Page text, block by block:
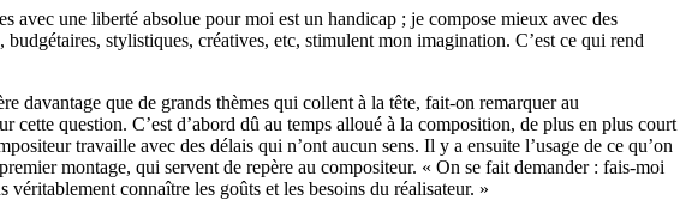
avec une liberté absolue pour moi est un handicap ; je compose mieux avec des
stylistiques, créatives, etc, stimulent mon imagination. C’est ce qui rend
davantage que de grands thèmes qui collent à la tête, fait-on remarquer au
question. C’est d’abord dû au temps alloué à la composition, de plus en plus court
travaille avec des délais qui n’ont aucun sens. Il y a ensuite l’usage de ce qu’on
montage, qui servent de repère au compositeur. « On se fait demander : fais-moi
connaître les goûts et les besoins du réalisateur. »